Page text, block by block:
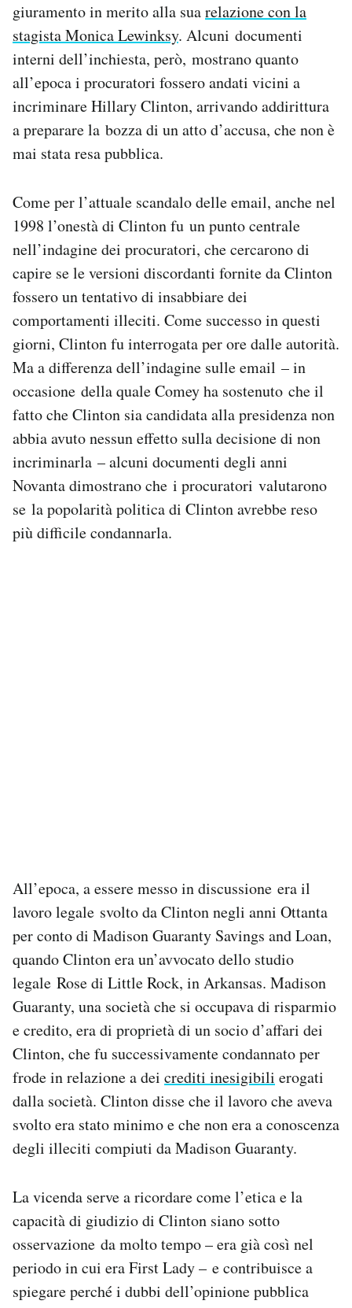
giuramento in merito alla suarelazione con la
stagista Monica Lewinksy. Alcuni documenti
interni dell’inchiesta, però, mostrano quanto
all’epoca i procuratori fossero andati vicini a
incriminare Hillary Clinton, arrivando addirittura
a preparare la bozza di un atto d’accusa, che non è
mai stata resa pubblica.
Come per l’attuale scandalo delle email, anche nel
1998 l’onestà di Clinton fu un punto centrale
nell’indagine dei procuratori, che cercarono di
capire se le versioni discordanti fornite da Clinton
fossero un tentativo di insabbiare dei
comportamenti illeciti. Come successo in questi
giorni, Clinton fu interrogata per ore dalle autorità.
Ma a differenza dell’indagine sulle email – in
occasione della quale Comey ha sostenuto che il
fatto che Clinton sia candidata alla presidenza non
abbia avuto nessun effetto sulla decisione di non
incriminarla – alcuni documenti degli anni
Novanta dimostrano che i procuratori valutarono
se la popolarità politica di Clinton avrebbe reso
più difficile condannarla.
All’epoca, a essere messo in discussione era il
lavoro legale svolto da Clinton negli anni Ottanta
per conto di Madison Guaranty Savings and Loan,
quando Clinton era un’avvocato dello studio
legale Rose di Little Rock, in Arkansas. Madison
Guaranty, una società che si occupava di risparmio
e credito, era di proprietà di un socio d’affari dei
Clinton, che fu successivamente condannato per
frode in relazione a dei crediti inesigibili erogati
dalla società. Clinton disse che il lavoro che aveva
svolto era stato minimo e che non era a conoscenza
degli illeciti compiuti da Madison Guaranty.
La vicenda serve a ricordare come l’etica e la
capacità di giudizio di Clinton siano sotto
osservazione da molto tempo – era già così nel
periodo in cui era First Lady – e contribuisce a
spiegare perché i dubbi dell’opinione pubblica